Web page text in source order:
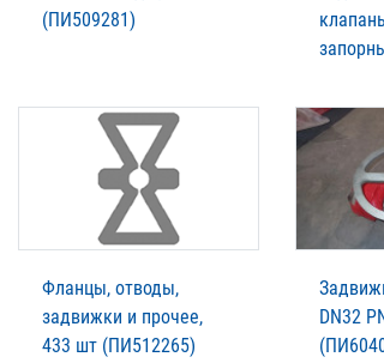
(ПИ509281)
Фланцы, отводы,
задвижки и прочее,
433 шт (ПИ512265)
DN32